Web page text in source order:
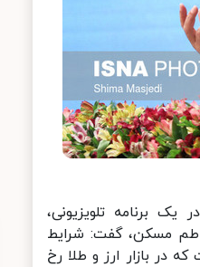
برنامه تلویزیونی،
مسکن، گفت: شرایط
بازار ارز و طلا رخ